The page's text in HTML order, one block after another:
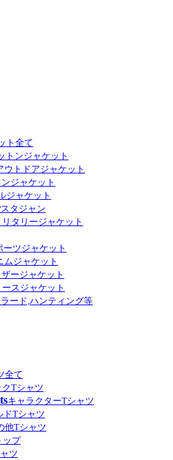
ト全て
トンジャケット
ウトドアジャケット
ジャケット
ジャケット
スタジャン
リタリージャケット
ーツジャケット
ムジャケット
ージャケット
スジャケット
ード,ハンティング等
全て
クTシャツ
キャラクターTシャツ
ドTシャツ
他Tシャツ
ップ
ツ